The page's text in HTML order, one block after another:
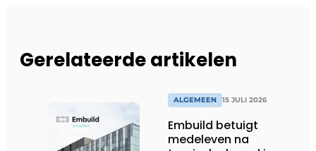
Gerelateerde artikelen
ALGEMEEN 15 JULI 2026
Embuild betuigt
medeleven na